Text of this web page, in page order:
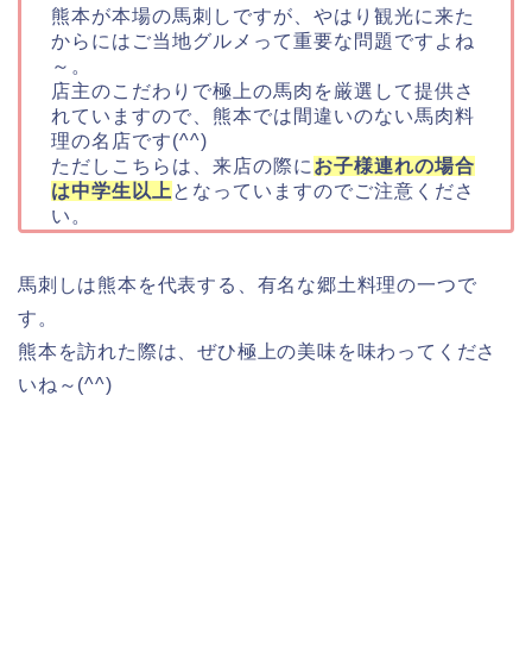
熊本が本場の馬刺しですが、やはり観光に来た
からにはご当地グルメって重要な問題ですよね
～。
店主のこだわりで極上の馬肉を厳選して提供さ
れていますので、熊本では間違いのない馬肉料
理の名店です(^^)
ただしこちらは、来店の際に お子様連れの場合
は中学生以上 となっていますのでご注意くださ
い。
馬刺しは熊本を代表する、有名な郷土料理の一つで
す。
熊本を訪れた際は、ぜひ極上の美味を味わってくださ
いね～(^^)